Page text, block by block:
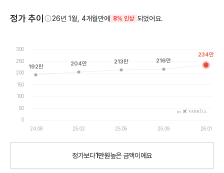
정가 추이 26년 1월, 4개월만에 8% 인상 되었어요.
0
50
100
150
200
250
300
24.08 25.02 25.05 25.09 26.01
by
192만 204만 213만 216만
234만
정가보다1만원높은금액이에요